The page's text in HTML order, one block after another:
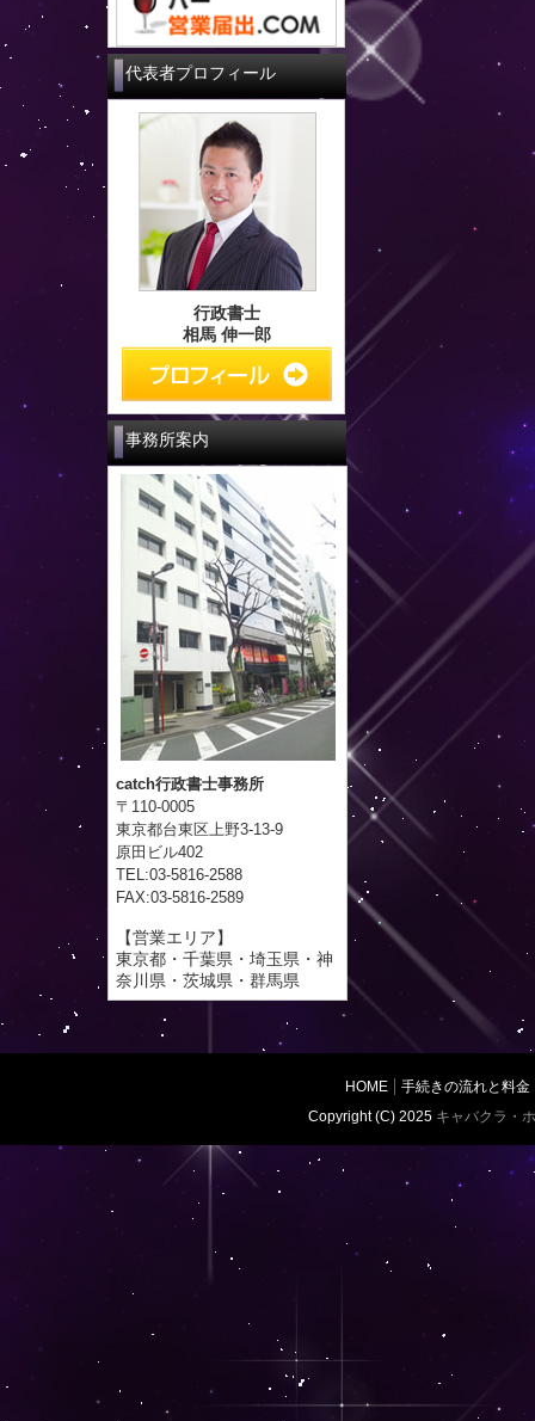
代表者プロフィール
行政書士
相馬 伸一郎
事務所案内
catch行政書士事務所
〒110-0005
東京都台東区上野3-13-9
原田ビル402
TEL:03-5816-2588
FAX:03-5816-2589
【営業エリア】
東京都・千葉県・埼玉県・神
奈川県・茨城県・群馬県
HOME
手続きの流れと料金
Copyright (C) 2025 キャバクラ・